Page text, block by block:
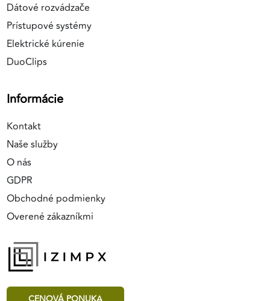
Dátové rozvádzače
Prístupové systémy
Elektrické kúrenie
DuoClips
Informácie
Kontakt
Naše služby
O nás
GDPR
Obchodné podmienky
Overené zákazníkmi